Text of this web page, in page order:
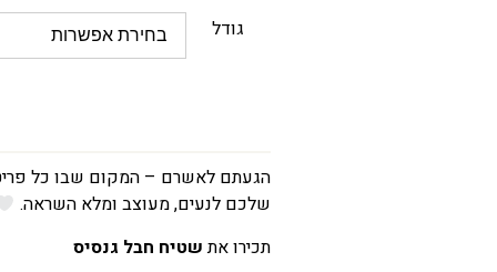
הוא
הוא
₪927
גודל
הגעתם לאשרם – המקום שבו כל
שלכם לנעים, מעוצב ומלא השראה.
תכירו אתשטיח חבל גנסיס